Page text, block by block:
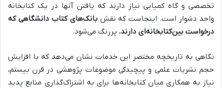
تخصصی و گاه کمیابی نیاز دارند که یافتن آنها در یک کتابخانه
واحد دشوار است. اینجاست که نقشبانک‌های کتاب دانشگاهی که
درخواست بین‌کتابخانه‌ای دارند، پررنگ می‌شود.
نگاهی به تاریخچه مختصر این خدمات نشان می‌دهد که با افزایش
حجم نشریات علمی و پیچیدگی موضوعات پژوهشی در قرن بیستم،
نیاز به همکاری میان کتابخانه‌ها برای به اشتراک‌گذاری منابع پدید